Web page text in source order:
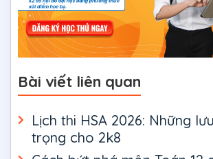
Bài viết liên quan
Lịch thi HSA 2026: Những
trọng cho 2k8